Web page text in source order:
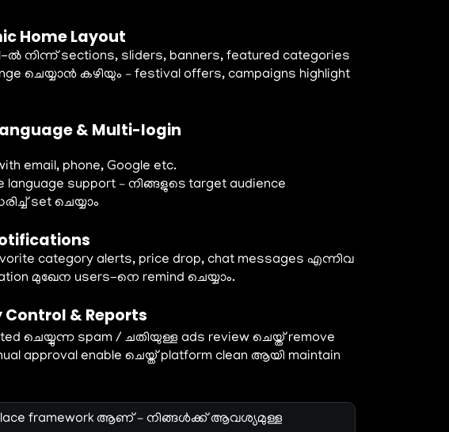
Home Layout
ൽ നിന്ന് sections, sliders, banners, featured categories
ചെയ്യാൻ കഴിയും – festival offers, campaigns highlight
& Multi-login
email, phone, Google etc.
language support – നിങ്ങളുടെ target audience
set ചെയ്യാം
category alerts, price drop, chat messages എന്നിവ
മുഖേന users-നെ remind ചെയ്യാം.
& Reports
ചെയ്യുന്ന spam / ചതിയുള്ള ads review ചെയ്ത് remove
approval enable ചെയ്ത് platform clean ആയി maintain
framework ആണ് – നിങ്ങൾക്ക് ആവശ്യമുള്ള